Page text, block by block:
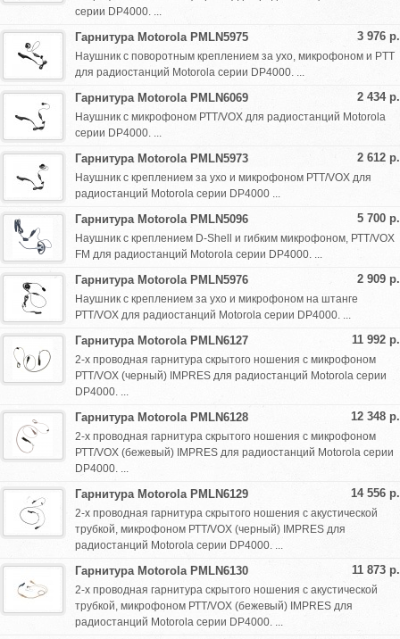
серии DP4000. ...
3 976 р.
Гарнитура Motorola PMLN5975
Наушник с поворотным креплением за ухо, микрофоном и PTT
для радиостанций Motorola серии DP4000. ...
2 434 р.
Гарнитура Motorola PMLN6069
Наушник с микрофоном РТТ/VOX для радиостанций Motorola
серии DP4000. ...
2 612 р.
Гарнитура Motorola PMLN5973
Наушник с креплением за ухо и микрофоном РТТ/VOX для
радиостанций Motorola серии DP4000 ...
5 700 р.
Гарнитура Motorola PMLN5096
Наушник с креплением D-Shell и гибким микрофоном, РТТ/VOX
FM для радиостанций Motorola серии DP4000. ...
2 909 р.
Гарнитура Motorola PMLN5976
Наушник с креплением за ухо и микрофоном на штанге
РТТ/VOX для радиостанций Motorola серии DP4000. ...
11 992 р.
Гарнитура Motorola PMLN6127
2-х проводная гарнитура скрытого ношения с микрофоном
РТТ/VOX (черный) IMPRES для радиостанций Motorola серии
DP4000. ...
12 348 р.
Гарнитура Motorola PMLN6128
2-х проводная гарнитура скрытого ношения с микрофоном
РТТ/VOX (бежевый) IMPRES для радиостанций Motorola серии
DP4000. ...
14 556 р.
Гарнитура Motorola PMLN6129
2-х проводная гарнитура скрытого ношения с акустической
трубкой, микрофоном РТТ/VOX (черный) IMPRES для
радиостанций Motorola серии DP4000. ...
11 873 р.
Гарнитура Motorola PMLN6130
2-х проводная гарнитура скрытого ношения с акустической
трубкой, микрофоном РТТ/VOX (бежевый) IMPRES для
радиостанций Motorola серии DP4000. ...